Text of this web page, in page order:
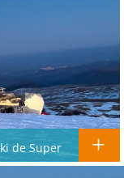
de Super